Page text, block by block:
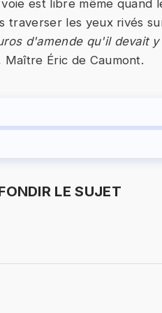
est libre même quand
traverser les yeux rivés
d'amende qu'il devait
Éric de Caumont.
LE SUJET